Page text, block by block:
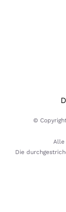
©
Alle
Die